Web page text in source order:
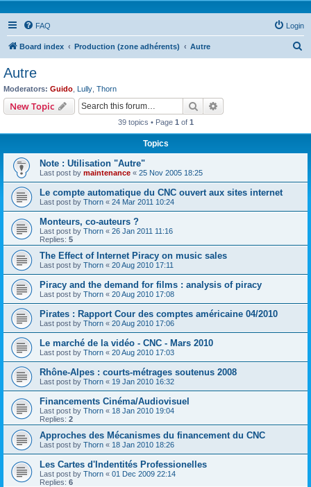
FAQ Login
Board index Production (zone adhérents) Autre
Autre
Moderators: Guido Lully Thorn
New Topic Search
39 topics • Page 1 of 1
Topics
Note : Utilisation "Autre"
Last post by maintenance « 25 Nov 2005 18:25
Le compte automatique du CNC ouvert aux sites internet
Last post by Thorn « 24 Mar 2011 10:24
Monteurs, co-auteurs ?
Last post by Thorn « 26 Jan 2011 11:16
Replies: 5
The Effect of Internet Piracy on music sales
Last post by Thorn « 20 Aug 2010 17:11
Piracy and the demand for films : analysis of piracy
Last post by Thorn « 20 Aug 2010 17:08
Pirates : Rap­port Cour des comptes amé­ri­caine 04/2010
Last post by Thorn « 20 Aug 2010 17:06
Le marché de la vidéo - CNC - Mars 2010
Last post by Thorn « 20 Aug 2010 17:03
Rhône-Alpes : courts-métrages soutenus 2008
Last post by Thorn « 19 Jan 2010 16:32
Financements Cinéma/Audiovisuel
Last post by Thorn « 18 Jan 2010 19:04
Replies: 2
Approches des Mécanismes du financement du CNC
Last post by Thorn « 18 Jan 2010 18:26
Les Cartes d'Indentités Professionelles
Last post by Thorn « 01 Dec 2009 22:14
Replies: 6